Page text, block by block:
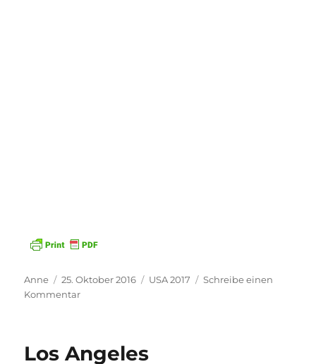
Autor
Anne
Veröffentlicht
am
25. Oktober 2016 Kategorien
USA 2017
Schreibe einen
Kommentarzu
Los Angeles